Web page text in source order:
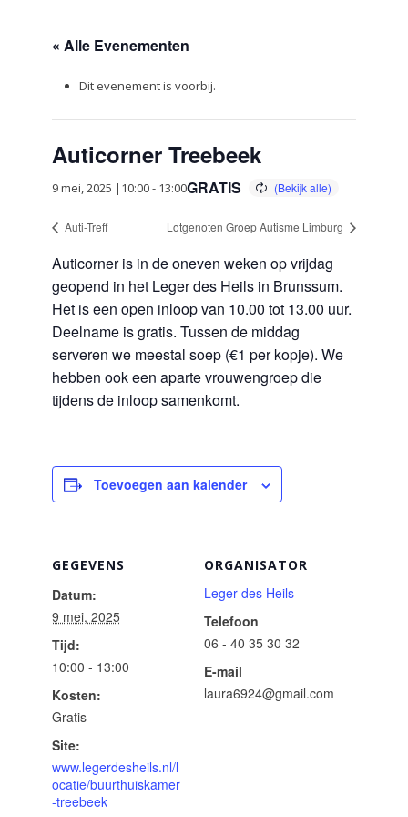
« Alle Evenementen
Dit evenement is voorbij.
Auticorner Treebeek
9 mei, 2025 |10:00- 13:00GRATIS
Auti-Treff Lotgenoten Groep Autisme Limburg
Auticorner is in de oneven weken op vrijdag
geopend in het Leger des Heils in Brunssum.
Het is een open inloop van 10.00 tot 13.00 uur.
Deelname is gratis. Tussen de middag
serveren we meestal soep (€1 per kopje). We
hebben ook een aparte vrouwengroep die
tijdens de inloop samenkomt.
Toevoegen aan kalender
GEGEVENS
Datum:
9 mei, 2025
Tijd:
10:00 - 13:00
Kosten:
Gratis
Site:
www.legerdesheils.nl/l
ocatie/buurthuiskamer
-treebeek
ORGANISATOR
Leger des Heils
Telefoon
06 - 40 35 30 32
E-mail
laura6924@gmail.com